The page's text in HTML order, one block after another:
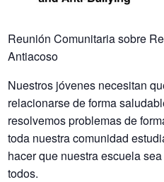
Reunión Comunitaria sobre
Antiacoso
Nuestros jóvenes necesitan
relacionarse de forma
resolvemos problemas de
toda nuestra comunidad
hacer que nuestra escuela
todos.